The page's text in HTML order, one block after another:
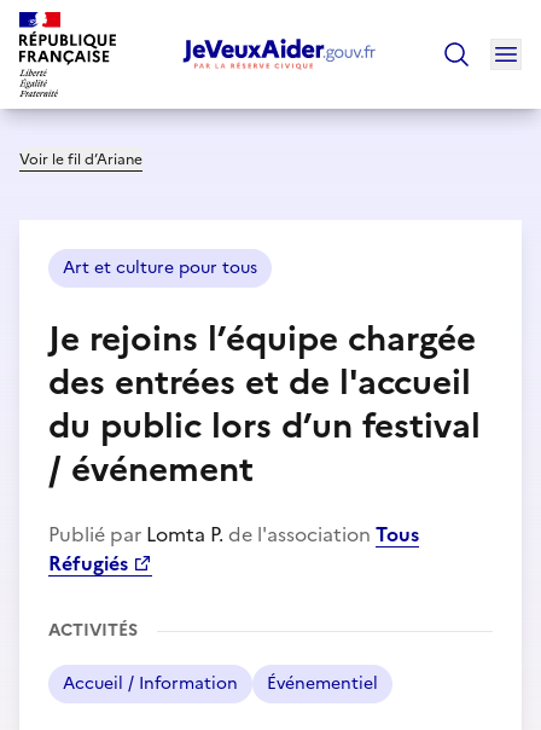
Voir le fil d’Ariane
Art et culture pour tous
Je rejoins l’équipe chargée
des entrées et de l'accueil
du public lors d’un festival
/ événement
Publié par Lomta P. de l'association Tous
Réfugiés
ACTIVITÉS
Accueil / Information Événementiel